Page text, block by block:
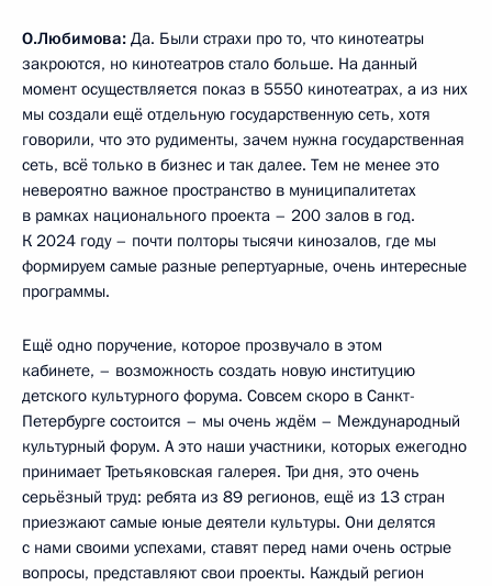
О.Любимова: Да. Были страхи про то, что кинотеатры
закроются, но кинотеатров стало больше. На данный
момент осуществляется показ в 5550 кинотеатрах, а из них
мы создали ещё отдельную государственную сеть, хотя
говорили, что это рудименты, зачем нужна государственная
сеть, всё только в бизнес и так далее. Тем не менее это
невероятно важное пространство в муниципалитетах
в рамках национального проекта – 200 залов в год.
К 2024 году – почти полторы тысячи кинозалов, где мы
формируем самые разные репертуарные, очень интересные
программы.
Ещё одно поручение, которое прозвучало в этом
кабинете, – возможность создать новую институцию
детского культурного форума. Совсем скоро в Санкт-
Петербурге состоится – мы очень ждём – Международный
культурный форум. А это наши участники, которых ежегодно
принимает Третьяковская галерея. Три дня, это очень
серьёзный труд: ребята из 89 регионов, ещё из 13 стран
приезжают самые юные деятели культуры. Они делятся
с нами своими успехами, ставят перед нами очень острые
вопросы, представляют свои проекты. Каждый регион